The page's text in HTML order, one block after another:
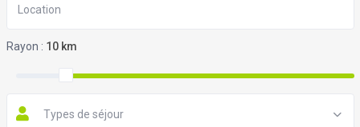
Rayon : 10 km
Types de séjour